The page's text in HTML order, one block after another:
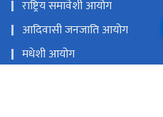
info@mowcgss.gov.np,